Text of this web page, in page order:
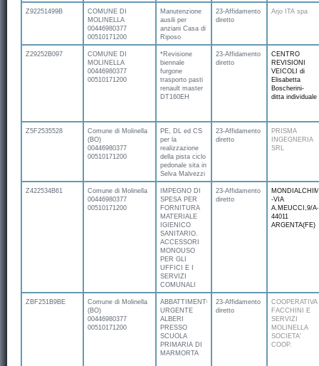
Z92251499B
COMUNE DI
MOLINELLA
00446980377
00510171200
Manutenzione
ausili per
anziani Casa di
Riposo
23-Affidamento
diretto
Arjo ITA spa
Z29252B097
COMUNE DI
MOLINELLA
00446980377
00510171200
*Revisione
biennale
furgone
trasporto pasti
renault master
DT160EH
23-Affidamento
diretto
CENTRO
REVISIONI
VEICOLI di
Elisabetta
Boscherini-
ditta individuale
Z5F2535528
Comune di Molinella
(BO)
00446980377
00510171200
PE, DL ed CS
per la
realizzazione
della pista ciclo
pedonale sita in
Selva Malvezzi
23-Affidamento
diretto
PRISMA
INGEGNERIA
SRL
Z422534B61
Comune di Molinella
00446980377
00510171200
IMPEGNO DI
SPESA PER
FORNITURA
MATERIALE
IGIENICO
SANITARIO.
ACCESSORI
MONOUSO
PER GLI
UFFICI E I
SERVIZI
COMUNALI
23-Affidamento
diretto
-VIA
A.MEUCCI,9/A-
44011
ARGENTA(FE)
ZBF251B9BE
Comune di Molinella
(BO)
00446980377
00510171200
ABBATTIMENTO
URGENTE
ALBERI
PRESSO
SCUOLA
PRIMARIA DI
MARMORTA
23-Affidamento
diretto
COOPERATIVA
FACCHINI E
SERVIZI
MOLINELLA
SOCIETA'
COOP.